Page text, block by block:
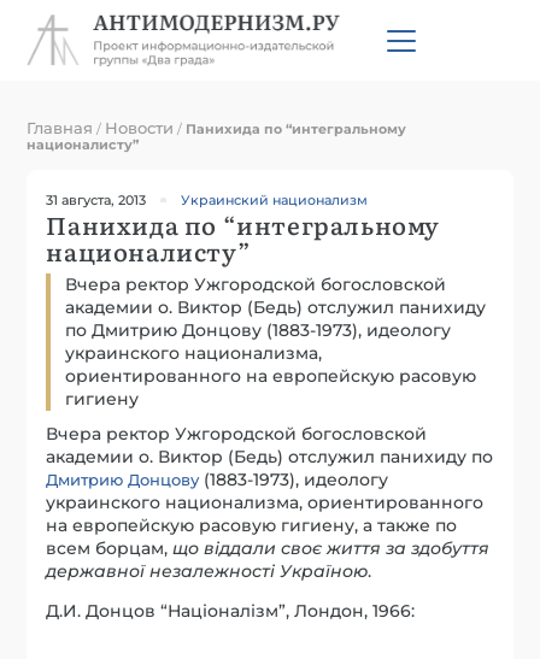
Главная / Новости / Панихида по “интегральному
националисту”
31 августа, 2013 Украинский национализм
Панихида по “интегральному
националисту”
Вчера ректор Ужгородской богословской
академии о. Виктор (Бедь) отслужил панихиду
по Дмитрию Донцову (1883-1973), идеологу
украинского национализма,
ориентированного на европейскую расовую
гигиену
Вчера ректор Ужгородской богословской
академии о. Виктор (Бедь) отслужил панихиду по
Дмитрию Донцову(1883-1973), идеологу
украинского национализма, ориентированного
на европейскую расовую гигиену, а также по
всем борцам,що віддали своє життя за здобуття
державної незалежності Україною.
Д.И. Донцов “Націоналізм”, Лондон, 1966: